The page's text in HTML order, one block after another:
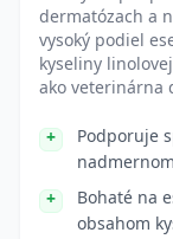
dermatózach a
vysoký podiel
kyseliny
ako veterinárna
Podporuje
Bohaté na
obsahom